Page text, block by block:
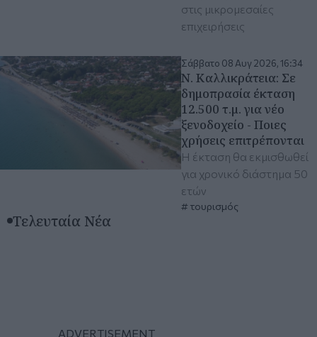
στις μικρομεσαίες
επιχειρήσεις
Σάββατο 08 Αυγ 2026, 16:34
Ν. Καλλικράτεια: Σε
δημοπρασία έκταση
12.500 τ.μ. για νέο
ξενοδοχείο - Ποιες
χρήσεις επιτρέπονται
Η έκταση θα εκμισθωθεί
για χρονικό διάστημα 50
ετών
τουρισμός
Τελευταία Νέα